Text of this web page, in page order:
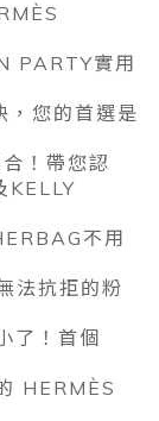
PARTY實用
，您的首選是
！帶您認
KELLY
不用
法抗拒的粉
了！首個
HERMÈS